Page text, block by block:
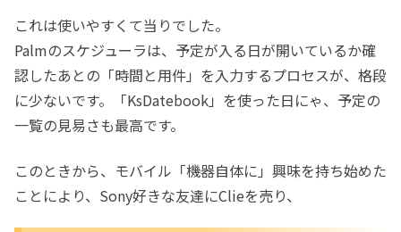
これは使いやすくて当りでした。
Palmのスケジューラは、予定が入る日が開いているか確
認したあとの「時間と用件」を入力するプロセスが、格段
に少ないです。「KsDatebook」を使った日にゃ、予定の
一覧の見易さも最高です。
このときから、モバイル「機器自体に」興味を持ち始めた
ことにより、Sony好きな友達にClieを売り、